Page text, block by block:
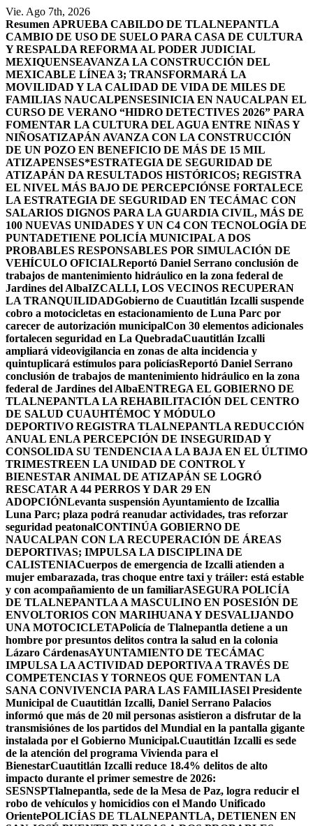
Saltar
al
contenido
Vie. Ago 7th, 2026
Resumen APRUEBA CABILDO DE TLALNEPANTLA
CAMBIO DE USO DE SUELO PARA CASA DE CULTURA
Y RESPALDA REFORMA AL PODER JUDICIAL
MEXIQUENSEAVANZA LA CONSTRUCCIÓN DEL
MEXICABLE LÍNEA 3; TRANSFORMARÁ LA
MOVILIDAD Y LA CALIDAD DE VIDA DE MILES DE
FAMILIAS NAUCALPENSESINICIA EN NAUCALPAN EL
CURSO DE VERANO “HIDRO DETECTIVES 2026” PARA
FOMENTAR LA CULTURA DEL AGUA ENTRE NIÑAS Y
NIÑOSATIZAPÁN AVANZA CON LA CONSTRUCCIÓN
DE UN POZO EN BENEFICIO DE MÁS DE 15 MIL
ATIZAPENSES*ESTRATEGIA DE SEGURIDAD DE
ATIZAPÁN DA RESULTADOS HISTÓRICOS; REGISTRA
EL NIVEL MÁS BAJO DE PERCEPCIÓNSE FORTALECE
LA ESTRATEGIA DE SEGURIDAD EN TECÁMAC CON
SALARIOS DIGNOS PARA LA GUARDIA CIVIL, MÁS DE
100 NUEVAS UNIDADES Y UN C4 CON TECNOLOGÍA DE
PUNTADETIENE POLICÍA MUNICIPAL A DOS
PROBABLES RESPONSABLES POR SIMULACIÓN DE
VEHÍCULO OFICIALReportó Daniel Serrano conclusión de
trabajos de mantenimiento hidráulico en la zona federal de
Jardines del AlbaIZCALLI, LOS VECINOS RECUPERAN
LA TRANQUILIDADGobierno de Cuautitlán Izcalli suspende
cobro a motocicletas en estacionamiento de Luna Parc por
carecer de autorización municipalCon 30 elementos adicionales
fortalecen seguridad en La QuebradaCuautitlán Izcalli
ampliará videovigilancia en zonas de alta incidencia y
quintuplicará estímulos para policíasReportó Daniel Serrano
conclusión de trabajos de mantenimiento hidráulico en la zona
federal de Jardines del AlbaENTREGA EL GOBIERNO DE
TLALNEPANTLA LA REHABILITACIÓN DEL CENTRO
DE SALUD CUAUHTÉMOC Y MÓDULO
DEPORTIVO REGISTRA TLALNEPANTLA REDUCCIÓN
ANUAL ENLA PERCEPCIÓN DE INSEGURIDAD Y
CONSOLIDA SU TENDENCIA A LA BAJA EN EL ÚLTIMO
TRIMESTREEN LA UNIDAD DE CONTROL Y
BIENESTAR ANIMAL DE ATIZAPÁN SE LOGRÓ
RESCATAR A 44 PERROS Y DAR 29 EN
ADOPCIÓNLevanta suspensión Ayuntamiento de Izcallia
Luna Parc; plaza podrá reanudar actividades, tras reforzar
seguridad peatonalCONTINÚA GOBIERNO DE
NAUCALPAN CON LA RECUPERACIÓN DE ÁREAS
DEPORTIVAS; IMPULSA LA DISCIPLINA DE
CALISTENIACuerpos de emergencia de Izcalli atienden a
mujer embarazada, tras choque entre taxi y tráiler: está estable
y con acompañamiento de un familiarASEGURA POLICÍA
DE TLALNEPANTLA A MASCULINO EN POSESIÓN DE
ENVOLTORIOS CON MARIHUANA Y DESVALIJANDO
UNA MOTOCICLETAPolicía de Tlalnepantla detiene a un
hombre por presuntos delitos contra la salud en la colonia
Lázaro CárdenasAYUNTAMIENTO DE TECÁMAC
IMPULSA LA ACTIVIDAD DEPORTIVA A TRAVÉS DE
COMPETENCIAS Y TORNEOS QUE FOMENTAN LA
SANA CONVIVENCIA PARA LAS FAMILIASEl Presidente
Municipal de Cuautitlán Izcalli, Daniel Serrano Palacios
informó que más de 20 mil personas asistieron a disfrutar de la
transmisiónes de los partidos del Mundial en la pantalla gigante
instalada por el Gobierno Municipal.Cuautitlán Izcalli es sede
de la atención del programa Vivienda para el
BienestarCuautitlán Izcalli reduce 18.4% delitos de alto
impacto durante el primer semestre de 2026:
SESNSPTlalnepantla, sede de la Mesa de Paz, logra reducir el
robo de vehículos y homicidios con el Mando Unificado
OrientePOLICÍAS DE TLALNEPANTLA, ​DETIENEN EN